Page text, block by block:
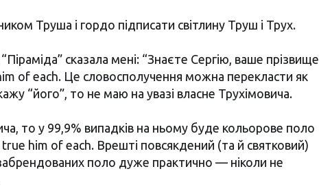
Труша і гордо підписати світлину Труш і Трух.
сказала мені: “Знаєте Сергію, ваше прізвище
of each. Це словосполучення можна перекласти як
“його”, то не маю на увазі власне Трухімовича.
то у 99,9% випадків на ньому буде кольорове поло
him of each. Врешті повсякдений (та й святковий)
поло дуже практично — ніколи не